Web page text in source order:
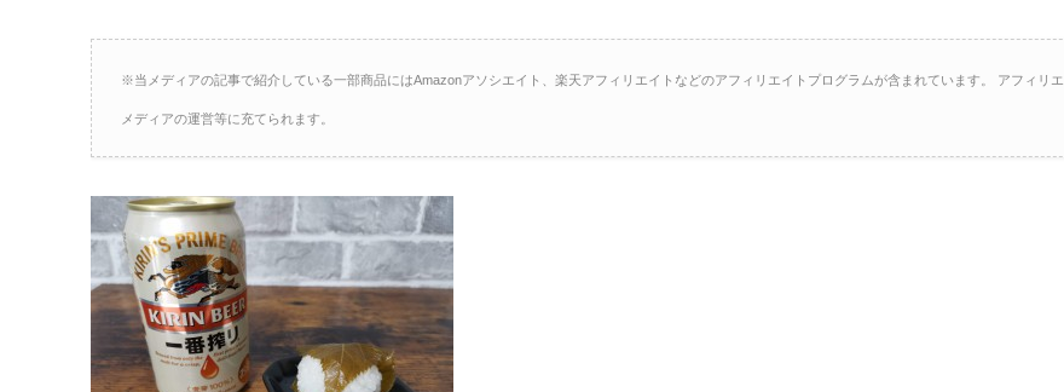
※当メディアの記事で紹介している一部商品にはAmazonアソシエイト、楽天アフィリエイトなどのアフィリエイトプログラムが含まれています。 アフィリ
メディアの運営等に充てられます。